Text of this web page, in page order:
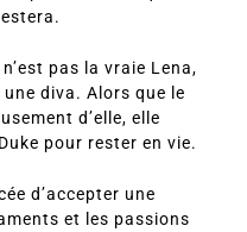
pas la vraie Lena,
diva. Alors que le
d’elle, elle
pour rester en vie.
d’accepter une
et les passions